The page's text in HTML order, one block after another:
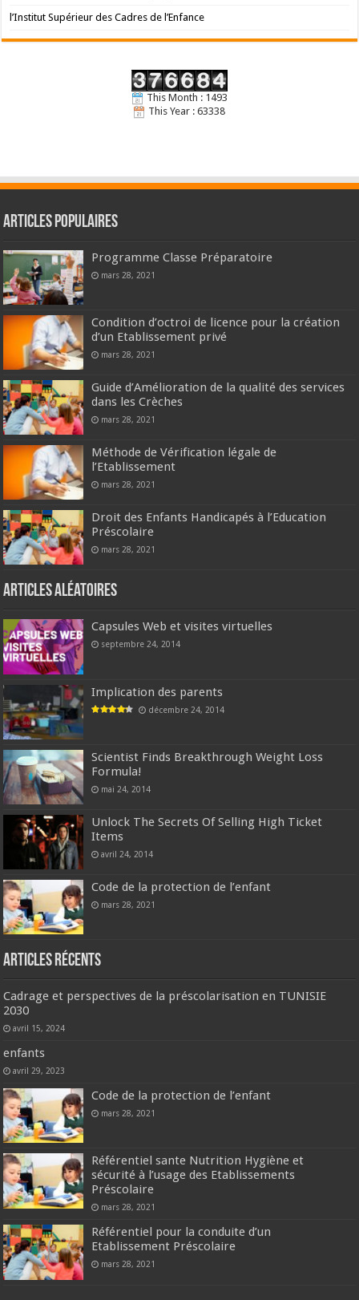
l’Institut Supérieur des Cadres de l’Enfance
This Month : 1493
This Year : 63338
Articles populaires
Programme Classe Préparatoire
mars 28, 2021
Condition d’octroi de licence pour la création
d’un Etablissement privé
mars 28, 2021
Guide d’Amélioration de la qualité des services
dans les Crèches
mars 28, 2021
Méthode de Vérification légale de
l’Etablissement
mars 28, 2021
Droit des Enfants Handicapés à l’Education
Préscolaire
mars 28, 2021
Articles aléatoires
Capsules Web et visites virtuelles
septembre 24, 2014
Implication des parents
décembre 24, 2014
Scientist Finds Breakthrough Weight Loss
Formula!
mai 24, 2014
Unlock The Secrets Of Selling High Ticket
Items
avril 24, 2014
Code de la protection de l’enfant
mars 28, 2021
Articles récents
Cadrage et perspectives de la préscolarisation en TUNISIE
2030
avril 15, 2024
enfants
avril 29, 2023
Code de la protection de l’enfant
mars 28, 2021
Référentiel sante Nutrition Hygiène et
sécurité à l’usage des Etablissements
Préscolaire
mars 28, 2021
Référentiel pour la conduite d’un
Etablissement Préscolaire
mars 28, 2021